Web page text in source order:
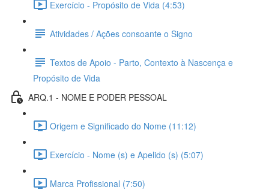
Exercício - Propósito de Vida (4:53)
Atividades / Ações consoante o Signo
Textos de Apoio - Parto, Contexto à Nascença e
Propósito de Vida
ARQ.1 - NOME E PODER PESSOAL
Origem e Significado do Nome (11:12)
Exercício - Nome (s) e Apelido (s) (5:07)
Marca Profissional (7:50)